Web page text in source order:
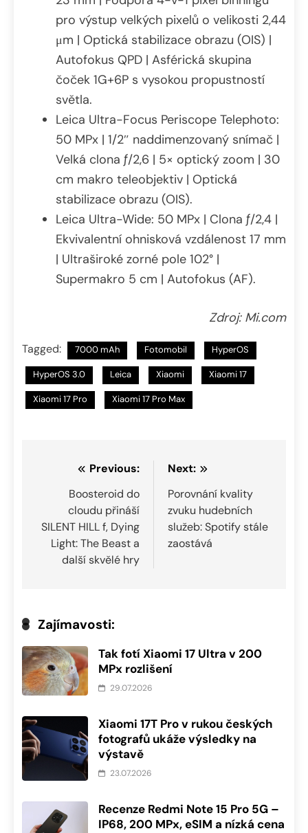
pro výstup velkých pixelů o velikosti 2,44
μm | Optická stabilizace obrazu (OIS) |
Autofokus QPD | Asférická skupina
čoček 1G+6P s vysokou propustností
světla.
Leica Ultra-Focus Periscope Telephoto:
50 MPx | 1/2″ naddimenzovaný snímač |
Velká clona ƒ/2,6 | 5× optický zoom | 30
cm makro teleobjektiv | Optická
stabilizace obrazu (OIS).
Leica Ultra-Wide: 50 MPx | Clona ƒ/2,4 |
Ekvivalentní ohnisková vzdálenost 17 mm
| Ultraširoké zorné pole 102° |
Supermakro 5 cm | Autofokus (AF).
Zdroj: Mi.com
Tagged: 7000 mAh Fotomobil HyperOS
HyperOS 3.0 Leica Xiaomi Xiaomi 17
Xiaomi 17 Pro Xiaomi 17 Pro Max
Navigace
příspěvek
Previous:
Boosteroid do
cloudu přináší
SILENT HILL f, Dying
Light: The Beast a
další skvělé hry
Next:
Porovnání kvality
zvuku hudebních
služeb: Spotify stále
zaostává
Zajímavosti:
Tak fotí Xiaomi 17 Ultra v 200
MPx rozlišení
29.07.2026
Xiaomi 17T Pro v rukou českých
fotografů ukáže výsledky na
výstavě
23.07.2026
Recenze Redmi Note 15 Pro 5G –
IP68, 200 MPx, eSIM a nízká cena